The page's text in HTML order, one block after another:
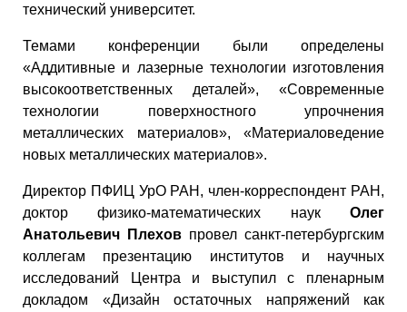
технический университет.
Темами конференции были определены
«Аддитивные и лазерные технологии изготовления
высокоответственных деталей», «Современные
технологии поверхностного упрочнения
металлических материалов», «Материаловедение
новых металлических материалов».
Директор ПФИЦ УрО РАН, член-корреспондент РАН,
доктор физико-математических наук Олег
Анатольевич Плехов провел санкт-петербургским
коллегам презентацию институтов и научных
исследований Центра и выступил с пленарным
докладом «Дизайн остаточных напряжений как